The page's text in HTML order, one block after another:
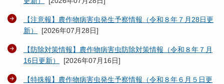
【注意報】農作物病害虫発生予察情報（令和８年７月28日更
新）
[2026年07月28日]
【防除対策情報】農作物病害虫防除対策情報（令和８年７月
16日更新）
[2026年07月16日]
【特殊報】農作物病害虫発生予察情報（令和８年６月５日更